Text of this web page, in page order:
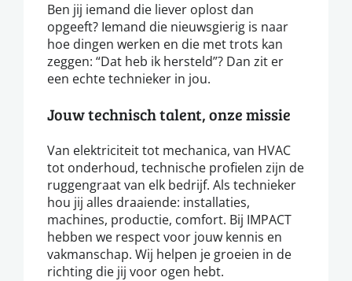
Ben jij iemand die liever oplost dan
opgeeft? Iemand die nieuwsgierig is naar
hoe dingen werken en die met trots kan
zeggen: “Dat heb ik hersteld”? Dan zit er
een echte technieker in jou.
Jouw technisch talent, onze missie
Van elektriciteit tot mechanica, van HVAC
tot onderhoud, technische profielen zijn de
ruggengraat van elk bedrijf. Als technieker
hou jij alles draaiende: installaties,
machines, productie, comfort. Bij IMPACT
hebben we respect voor jouw kennis en
vakmanschap. Wij helpen je groeien in de
richting die jij voor ogen hebt.